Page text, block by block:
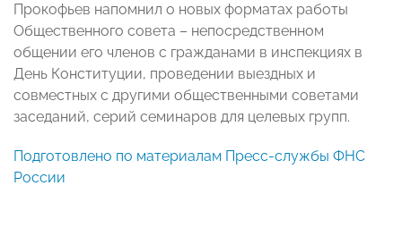
Прокофьев напомнил о новых форматах работы
Общественного совета – непосредственном
общении его членов с гражданами в инспекциях в
День Конституции, проведении выездных и
совместных с другими общественными советами
заседаний, серий семинаров для целевых групп.
Подготовлено по материалам Пресс-службы ФНС
России